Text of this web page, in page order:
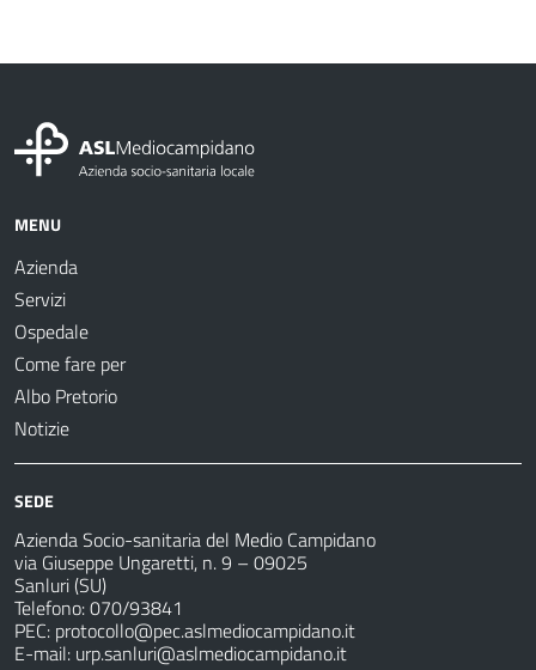
MENU
Azienda
Servizi
Ospedale
Come fare per
Albo Pretorio
Notizie
SEDE
Azienda Socio-sanitaria del Medio Campidano
via Giuseppe Ungaretti, n. 9 – 09025
Sanluri (SU)
Telefono: 070/93841
PEC: protocollo@pec.aslmediocampidano.it
E-mail: urp.sanluri@aslmediocampidano.it